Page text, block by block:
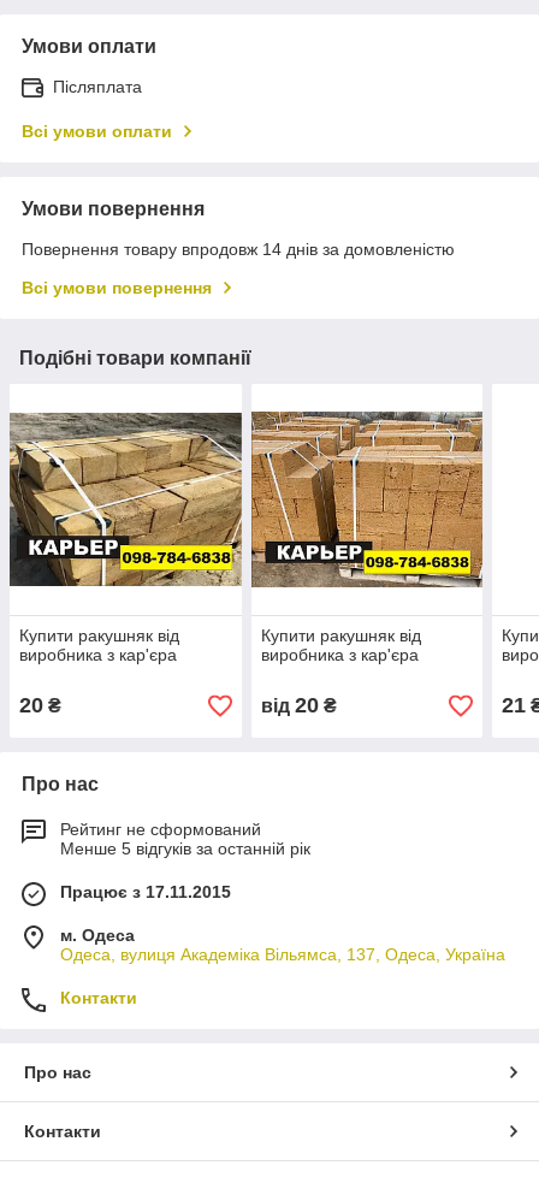
Умови оплати
Післяплата
Всі умови оплати
Умови повернення
Повернення товару впродовж 14 днів за домовленістю
Всі умови повернення
Подібні товари компанії
Купити ракушняк від
виробника з кар'єра
20 ₴
Купити ракушняк від
виробника з кар'єра
від 20₴ 21
Про нас
Рейтинг не сформований
Менше 5 відгуків за останній рік
Працює з 17.11.2015
м. Одеса
Одеса, вулиця Академіка Вільямса, 137, Одеса, Україна
Контакти
Про нас
Контакти